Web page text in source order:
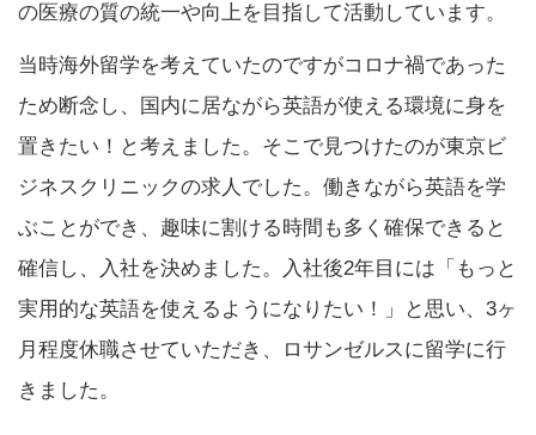
の医療の質の統一や向上を目指して活動しています。
当時海外留学を考えていたのですがコロナ禍であった
ため断念し、国内に居ながら英語が使える環境に身を
置きたい！と考えました。そこで見つけたのが東京ビ
ジネスクリニックの求人でした。働きながら英語を学
ぶことができ、趣味に割ける時間も多く確保できると
確信し、入社を決めました。入社後2年目には「もっと
実用的な英語を使えるようになりたい！」と思い、3ヶ
月程度休職させていただき、ロサンゼルスに留学に行
きました。